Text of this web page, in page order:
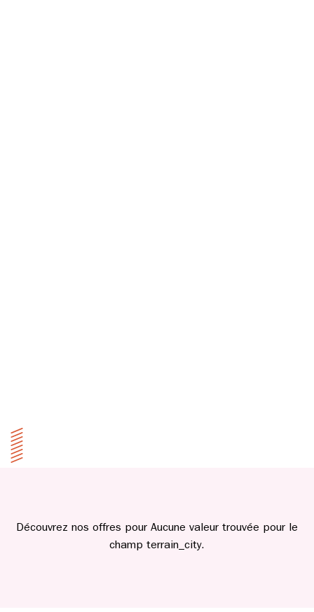
Découvrez nos offres pour Aucune valeur trouvée pour le
champ terrain_city.